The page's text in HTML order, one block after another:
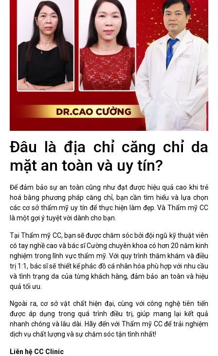
Đâu là địa chỉ căng chỉ da
mặt an toàn và uy tín?
Để đảm bảo sự an toàn cũng như đạt được hiệu quả cao khi trẻ
hoá bằng phương pháp căng chỉ, bạn cần tìm hiểu và lựa chọn
các cơ sở thẩm mỹ uy tín để thực hiện làm đẹp. Và Thẩm mỹ CC
là một gợi ý tuyệt vời dành cho bạn.
Tại Thẩm mỹ CC, bạn sẽ được chăm sóc bởi đội ngũ kỹ thuật viên
có tay nghề cao và bác sĩ Cường chuyên khoa có hơn 20 năm kinh
nghiệm trong lĩnh vực thẩm mỹ. Với quy trình thăm khám và điều
trị 1:1, bác sĩ sẽ thiết kế phác đồ cá nhân hóa phù hợp với nhu cầu
và tình trạng da của từng khách hàng, đảm bảo an toàn và hiệu
quả tối ưu.
Ngoài ra, cơ sở vật chất hiện đại, cùng với công nghệ tiên tiến
được áp dụng trong quá trình điều trị, giúp mang lại kết quả
nhanh chóng và lâu dài. Hãy đến với Thẩm mỹ CC để trải nghiệm
dịch vụ chất lượng và sự chăm sóc tận tình nhất!
Liên hệ CC Clinic